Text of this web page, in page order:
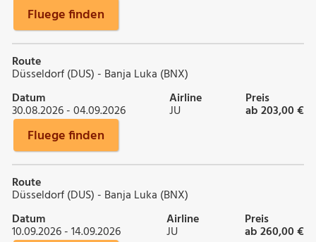
Fluege finden
Route
Düsseldorf (DUS) - Banja Luka (BNX)
Datum
30.08.2026 - 04.09.2026
Airline
JU
Preis
ab 203,00 €
Fluege finden
Route
Düsseldorf (DUS) - Banja Luka (BNX)
Datum
10.09.2026 - 14.09.2026
Airline
JU
Preis
ab 260,00 €